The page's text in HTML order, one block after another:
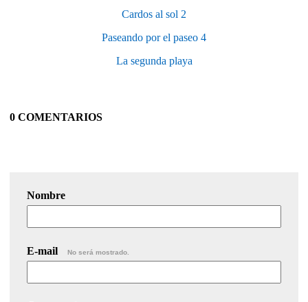
Cardos al sol 2
Paseando por el paseo 4
La segunda playa
0 COMENTARIOS
Nombre
E-mail No será mostrado.